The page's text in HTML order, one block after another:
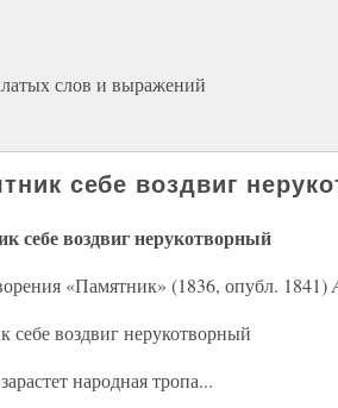
слов и выражений
себе воздвиг
себе воздвиг нерукотворный
«Памятник» (1836, опубл. 1841)
себе воздвиг нерукотворный
народная тропа...